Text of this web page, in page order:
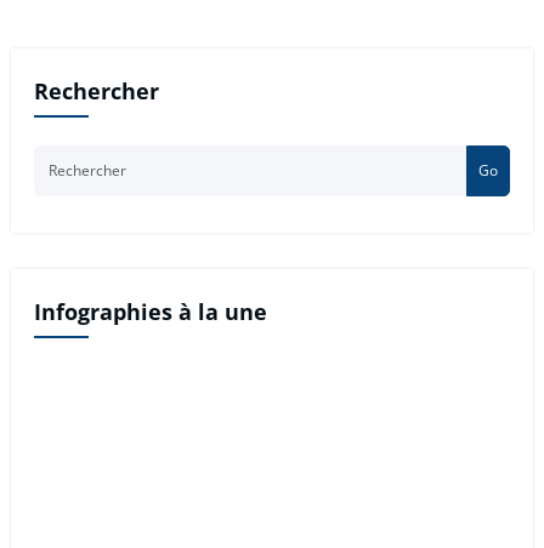
Rechercher
Go
Infographies à la une